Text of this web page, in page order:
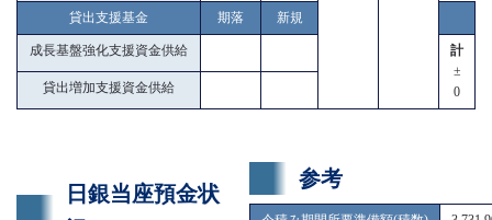
貸出支援基金 期落 新規
成長基盤強化支援資金供給
計
±
0
貸出増加支援資金供給
日銀当座預金状
参考